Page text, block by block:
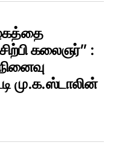
கலைஞர்” :
மு.க.ஸ்டாலின்